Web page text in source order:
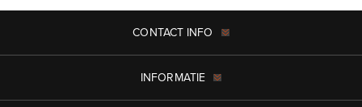
CONTACT INFO
INFORMATIE